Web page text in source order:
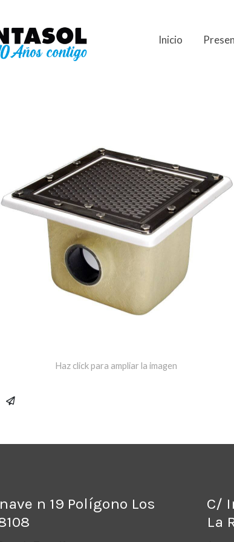
Inicio
Haz click para ampliar la imagen
n 19 Polígono Los
C/
La